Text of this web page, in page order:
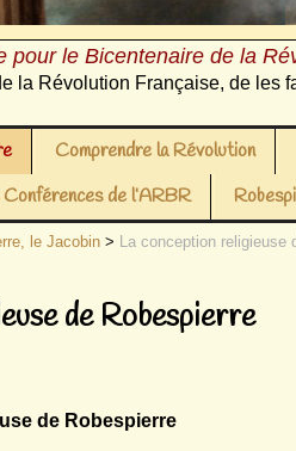
pour le Bicentenaire de la
la Révolution Française, de les
Comprendre la Révolution
Conférences de l’ARBR
le Jacobin > La conception religieuse
de Robespierre
de Robespierre